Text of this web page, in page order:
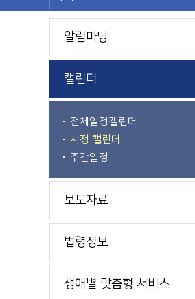
왼쪽메뉴
알림마당
캘린더
전체일정캘린더
시정 캘린더
주간일정
보도자료
법령정보
생애별 맞춤형 서비스